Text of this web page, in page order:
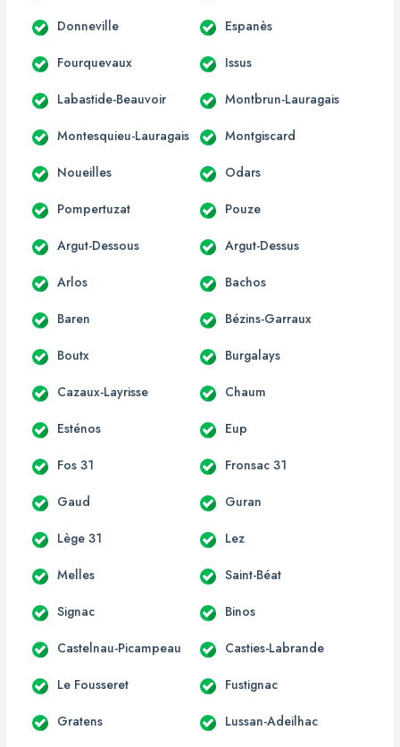
Donneville Espanès
Fourquevaux Issus
Labastide-Beauvoir Montbrun-Lauragais
Montesquieu-Lauragais Montgiscard
Noueilles Odars
Pompertuzat Pouze
Argut-Dessous Argut-Dessus
Arlos Bachos
Baren Bézins-Garraux
Boutx Burgalays
Cazaux-Layrisse Chaum
Esténos Eup
Fos 31 Fronsac 31
Gaud Guran
Lège 31 Lez
Melles Saint-Béat
Signac Binos
Castelnau-Picampeau Casties-Labrande
Le Fousseret Fustignac
Gratens Lussan-Adeilhac